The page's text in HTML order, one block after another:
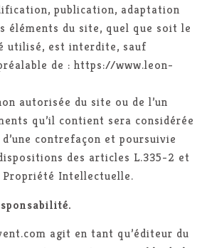
publication, adaptation
éléments du site, quel que soit le
utilisé, est interdite, sauf
de : https://www.leon-
autorisée du site ou de l’un
qu’il contient sera considérée
contrefaçon et poursuivie
des articles L.335-2 et
Propriété Intellectuelle.
agit en tant qu’éditeur du